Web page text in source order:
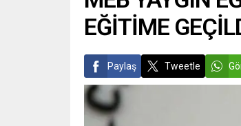
EĞİTİME
Paylaş Tweetle